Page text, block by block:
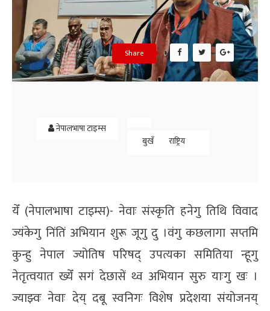
Share
नेपालभाषा टाइम्स
बुखँ
राष्ट्रिय
येँ (नेपालभाषा टाइम्स)- नेवाः संस्कृति हनेगु तिथि विवाद
ज्यंकेगु निंतिं अभियान शुरू जूगु दु ।वंगु कछलागा सप्तमि
कुन्हु नेपाल ज्योतिष परिषद् उपत्यका समितिया न्हूगु
नेतृत्वयात ख्येँ सगं देछासें थ्व अभियान सुरु याःगु खः ।
ज्याझ्वः नेवाः देय् दबू स्वनिगः विशेष प्रदेशया संयोजनय्